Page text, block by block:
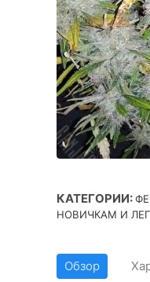
КАТЕГОРИИ:
НОВИЧКАМ И
Обзор